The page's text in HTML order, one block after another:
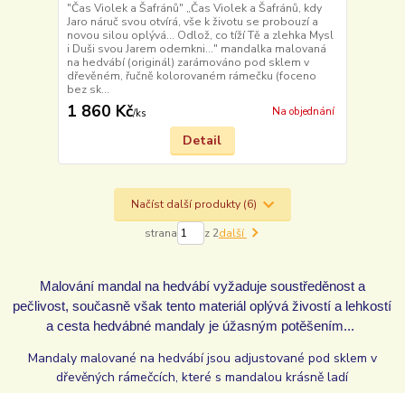
"Čas Violek a Šafránů" „Čas Violek a Šafránů, kdy
Jaro náruč svou otvírá, vše k životu se probouzí a
novou silou oplývá... Odlož, co tíží Tě a zlehka Mysl
i Duši svou Jarem odemkni..." mandalka malovaná
na hedvábí (originál) zarámováno pod sklem v
dřevěném, řučně kolorovaném rámečku (foceno
bez sk...
1 860 Kč/ks Na objednání
Detail
Načíst další produkty (6)
strana z 2další
Malování mandal na hedvábí vyžaduje soustředěnost a
pečlivost, současně však tento materiál oplývá živostí a lehkostí
a cesta hedvábné mandaly je úžasným potěšením...
Mandaly malované na hedvábí jsou adjustované pod sklem v
dřevěných rámečcích, které s mandalou krásně ladí